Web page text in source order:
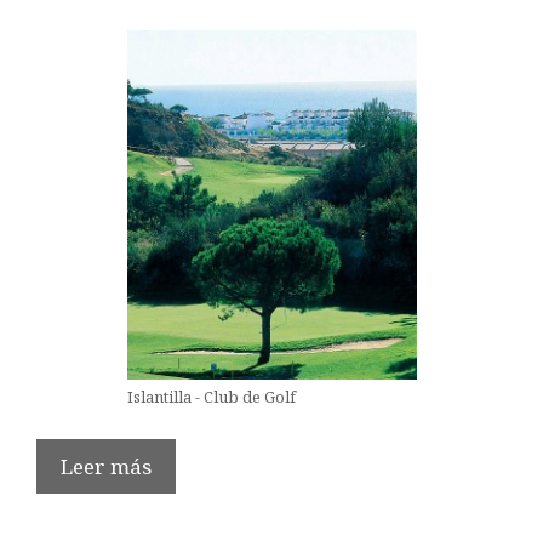
Islantilla - Club de Golf
Leer más